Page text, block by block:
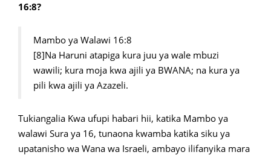
16:8?
Mambo ya Walawi 16:8
[8]Na Haruni atapiga kura juu ya wale mbuzi
wawili; kura moja kwa ajili ya BWANA; na kura ya
pili kwa ajili ya Azazeli.
Tukiangalia Kwa ufupi habari hii, katika Mambo ya
walawi Sura ya 16, tunaona kwamba katika siku ya
upatanisho wa Wana wa Israeli, ambayo ilifanyika mara